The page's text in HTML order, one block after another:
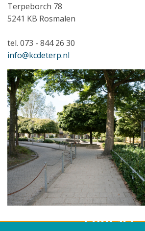
Terpeborch 78
5241 KB Rosmalen
tel. 073 - 844 26 30
info@kcdeterp.nl
Opvang
Schoolgids
Contact